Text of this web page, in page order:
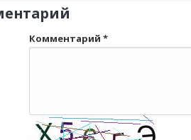
Комментарий *